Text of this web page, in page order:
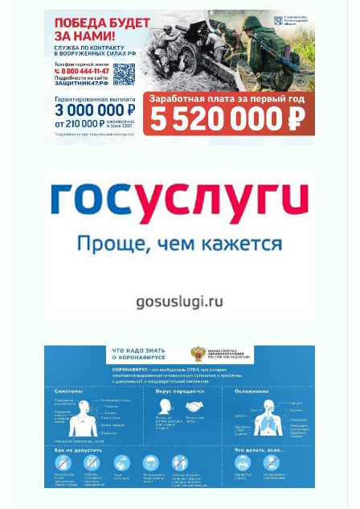
02 августа 2026
«Активное лето»
02 августа 2026
Ленобласть отметила заслуги жителей перед
регионом и страной
02 августа 2026
Ладога — не пруд
Ленинградской области о неоплаченных
Пропавшего подростка нашли в Кировском
районе Ленобласти
Жителям Ленобласти напомнили, как
действовать при укусе клеща
В Ивангороде назвали новых почетных
граждан Ленинградской области
02 августа 2026
Готовность №1
02 августа 2026
Километровые столбы «Дороги жизни»
отправили на реставрацию
02 августа 2026